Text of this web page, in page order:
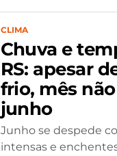
CLIMA
Chuva e
RS: apesar
frio, mês
junho
Junho se despede
intensas e